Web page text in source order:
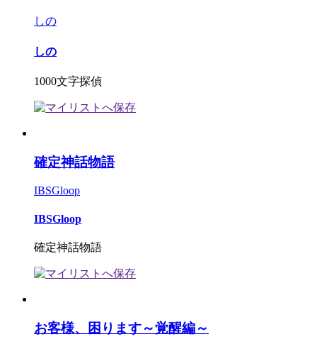
しの
しの
1000文字探偵
確定神話物語
IBSGloop
IBSGloop
確定神話物語
お客様、困ります～覚醒編～